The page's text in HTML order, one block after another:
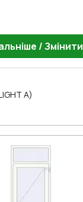
/ Змінити
A)